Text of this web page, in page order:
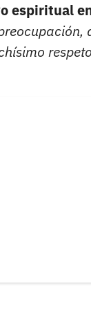
espiritual